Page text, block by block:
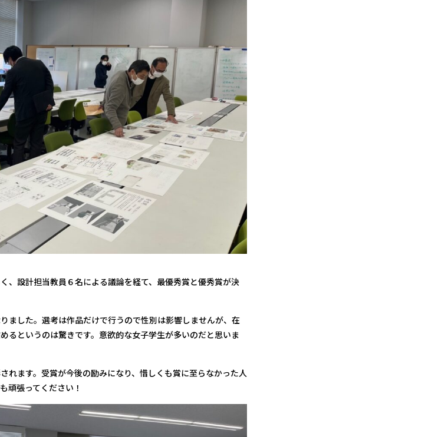
、設計担当教員６名による議論を経て、最優秀賞と優秀賞が決
ました。選考は作品だけで行うので性別は影響しませんが、在
るというのは驚きです。意欲的な女子学生が多いのだと思いま
れます。受賞が今後の励みになり、惜しくも賞に至らなかった人
頑張ってください！